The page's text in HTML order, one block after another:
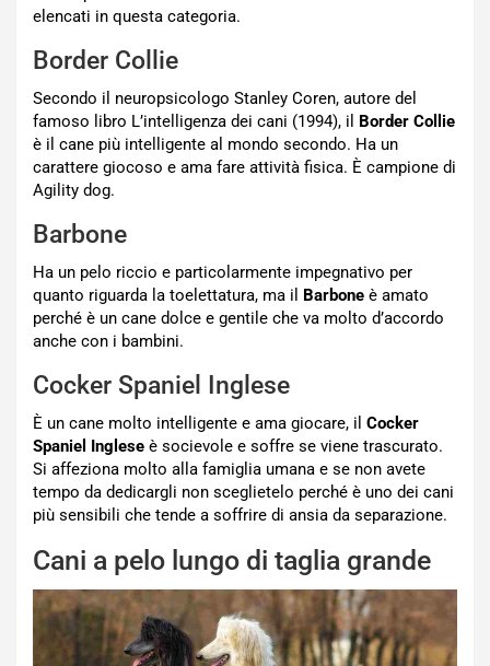
elencati in questa categoria.
Border Collie
Secondo il neuropsicologo Stanley Coren, autore del
famoso libro L’intelligenza dei cani (1994), il Border Collie
è il cane più intelligente al mondo secondo. Ha un
carattere giocoso e ama fare attività fisica. È campione di
Agility dog.
Barbone
Ha un pelo riccio e particolarmente impegnativo per
quanto riguarda la toelettatura, ma il Barbone è amato
perché è un cane dolce e gentile che va molto d’accordo
anche con i bambini.
Cocker Spaniel Inglese
È un cane molto intelligente e ama giocare, il Cocker
Spaniel Inglese è socievole e soffre se viene trascurato.
Si affeziona molto alla famiglia umana e se non avete
tempo da dedicargli non sceglietelo perché è uno dei cani
più sensibili che tende a soffrire di ansia da separazione.
Cani a pelo lungo di taglia grande